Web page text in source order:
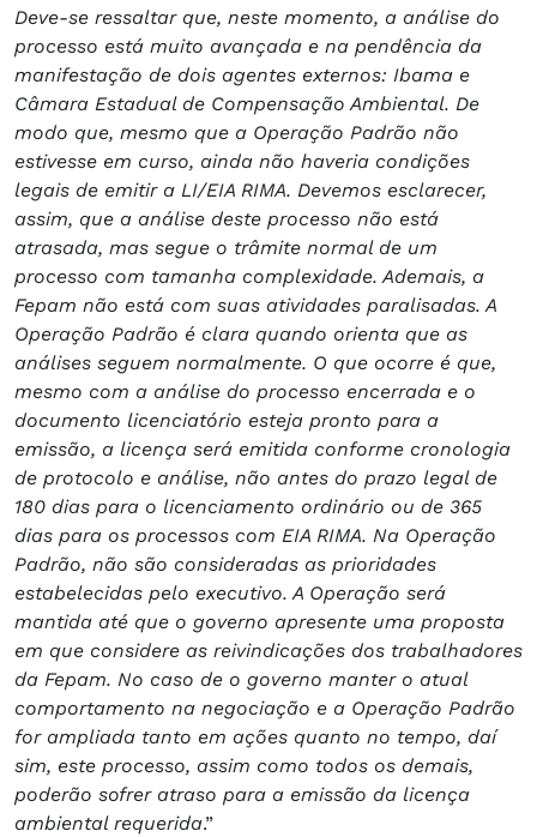
Deve-se ressaltar que, neste momento, a análise do
processo está muito avançada e na pendência da
manifestação de dois agentes externos: Ibama e
Câmara Estadual de Compensação Ambiental. De
modo que, mesmo que a Operação Padrão não
estivesse em curso, ainda não haveria condições
legais de emitir a LI/EIA RIMA. Devemos esclarecer,
assim, que a análise deste processo não está
atrasada, mas segue o trâmite normal de um
processo com tamanha complexidade. Ademais, a
Fepam não está com suas atividades paralisadas. A
Operação Padrão é clara quando orienta que as
análises seguem normalmente. O que ocorre é que,
mesmo com a análise do processo encerrada e o
documento licenciatório esteja pronto para a
emissão, a licença será emitida conforme cronologia
de protocolo e análise, não antes do prazo legal de
180 dias para o licenciamento ordinário ou de 365
dias para os processos com EIA RIMA. Na Operação
Padrão, não são consideradas as prioridades
estabelecidas pelo executivo. A Operação será
mantida até que o governo apresente uma proposta
em que considere as reivindicações dos trabalhadores
da Fepam. No caso de o governo manter o atual
comportamento na negociação e a Operação Padrão
for ampliada tanto em ações quanto no tempo, daí
sim, este processo, assim como todos os demais,
poderão sofrer atraso para a emissão da licença
ambiental requerida.”